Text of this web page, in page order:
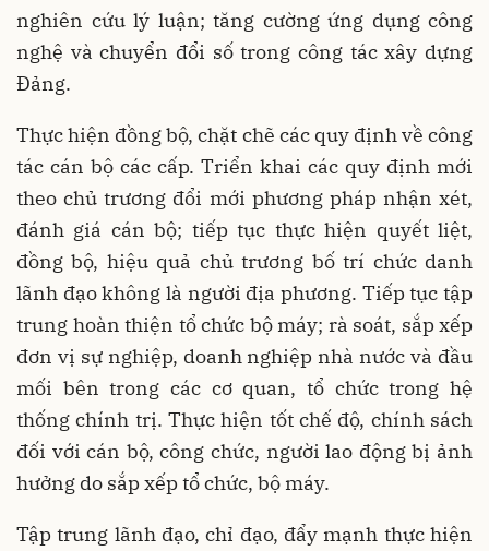
nghiên cứu lý luận; tăng cường ứng dụng công
nghệ và chuyển đổi số trong công tác xây dựng
Đảng.
Thực hiện đồng bộ, chặt chẽ các quy định về công
tác cán bộ các cấp. Triển khai các quy định mới
theo chủ trương đổi mới phương pháp nhận xét,
đánh giá cán bộ; tiếp tục thực hiện quyết liệt,
đồng bộ, hiệu quả chủ trương bố trí chức danh
lãnh đạo không là người địa phương. Tiếp tục tập
trung hoàn thiện tổ chức bộ máy; rà soát, sắp xếp
đơn vị sự nghiệp, doanh nghiệp nhà nước và đầu
mối bên trong các cơ quan, tổ chức trong hệ
thống chính trị. Thực hiện tốt chế độ, chính sách
đối với cán bộ, công chức, người lao động bị ảnh
hưởng do sắp xếp tổ chức, bộ máy.
Tập trung lãnh đạo, chỉ đạo, đẩy mạnh thực hiện